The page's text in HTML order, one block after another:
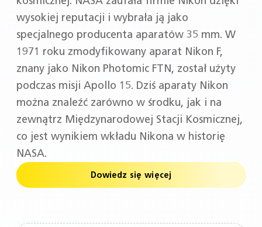
wysokiej reputacji i wybrała ją jako
specjalnego producenta aparatów 35 mm. W
1971 roku zmodyfikowany aparat Nikon F,
znany jako Nikon Photomic FTN, został użyty
podczas misji Apollo 15. Dziś aparaty Nikon
można znaleźć zarówno w środku, jak i na
zewnątrz Międzynarodowej Stacji Kosmicznej,
co jest wynikiem wkładu Nikona w historię
NASA.
Dowiedz się więcej